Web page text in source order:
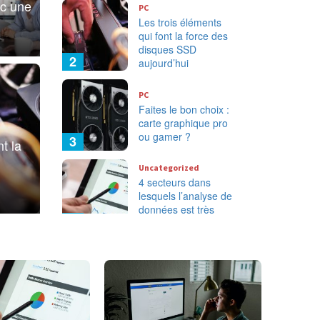
qui font la
SSD
une
la
2
PC
Les trois éléments
qui font la force des
disques SSD
aujourd’hui
3
PC
Faites le bon choix :
carte graphique pro
ou gamer ?
Uncategorized
4 secteurs dans
lesquels l’analyse de
données est très
5
Comment
développer tout le
potentiel de
HubSport à l’aide
d’un prestataire ?